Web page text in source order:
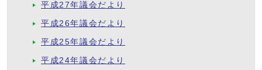
平成27年議会だより
平成26年議会だより
平成25年議会だより
平成24年議会だより